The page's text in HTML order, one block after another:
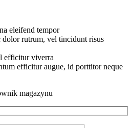
eleifend tempor
dolor rutrum, vel tincidunt risus
efficitur viverra
efficitur augue, id porttitor neque
magazynu